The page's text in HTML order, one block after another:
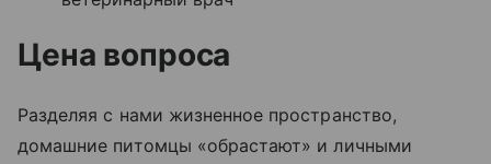
Цена вопроса
Разделяя с нами жизненное пространство,
домашние питомцы «обрастают» и личными